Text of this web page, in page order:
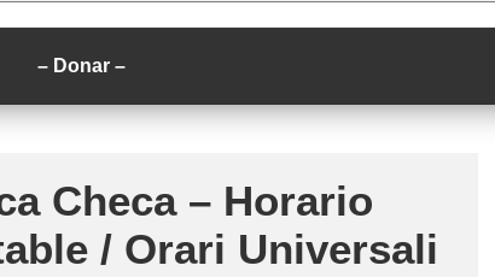
– Donar –
Checa – Horario
/ Orari Universali